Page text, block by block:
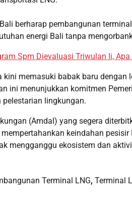
berharap pembangunan
energi Bali tanpa
Spm Dievaluasi Triwulan Ii,
kini memasuki babak baru
ini menunjukkan komitmen
lingkungan.
(Amdal) yang segera
keindahan
mengganggu ekosistem dan
Terminal LNG, Terminal